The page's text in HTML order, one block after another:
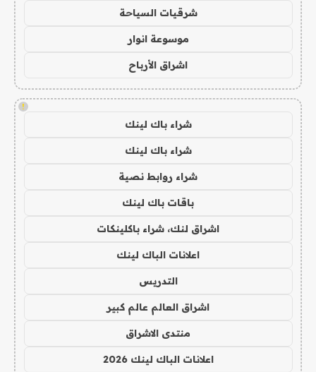
شرقيات السياحة
موسوعة انوار
اشراق الأرباح
!
شراء باك لينك
شراء باك لينك
شراء روابط نصية
باقات باك لينك
اشراق لنك، شراء باكلينكات
اعلانات الباك لينك
التدريس
اشراق العالم عالم كبير
منتدى الاشراق
اعلانات الباك لينك 2026